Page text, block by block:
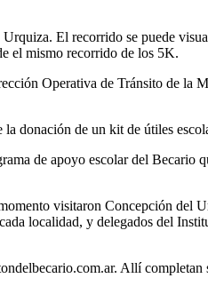
El recorrido se puede
el mismo recorrido de los 5K.
Operativa de Tránsito de la
donación de un kit de útiles
de apoyo escolar del Becario
visitaron Concepción del
localidad, y delegados del
Allí completan